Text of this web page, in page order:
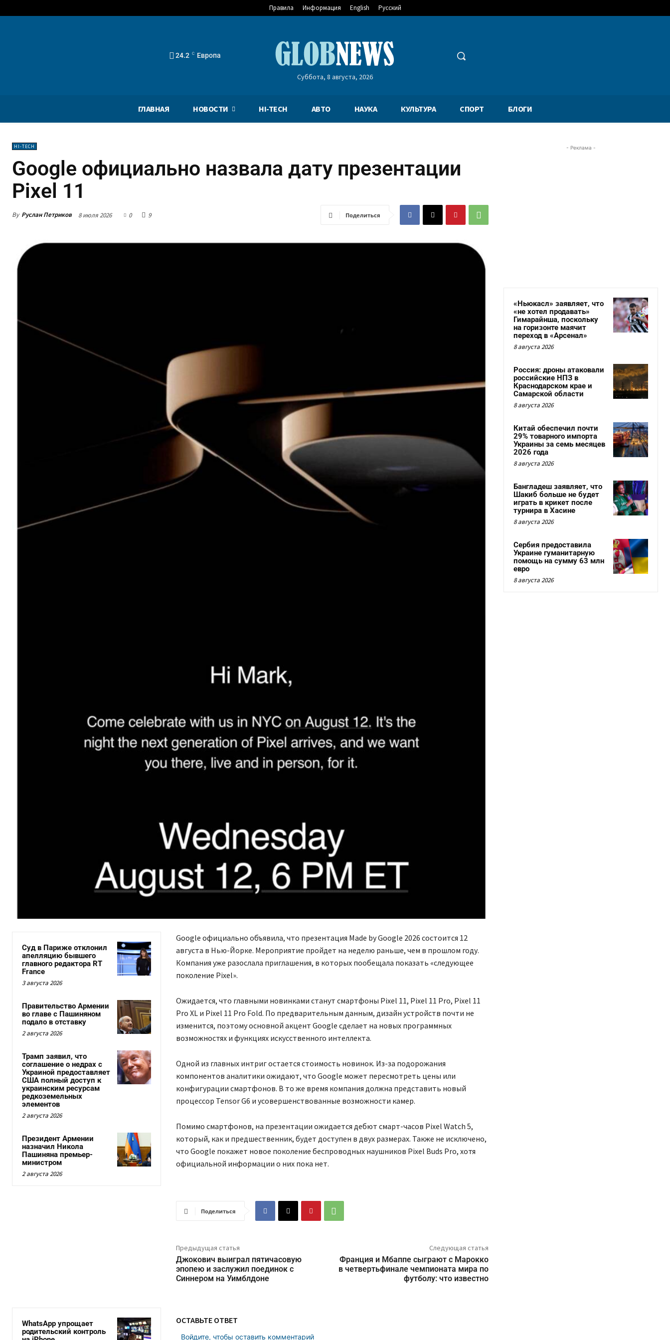
Правила Информация English Русский
24.2 C Европа
Суббота, 8 августа, 2026
ГЛАВНАЯ НОВОСТИ HI-TECH АВТО НАУКА КУЛЬТУРА СПОРТ БЛОГИ
HI-TECH
Google официально назвала дату презентации
Pixel 11
By Руслан Петриков 8 июля 2026 0 9 Поделиться
Суд в Париже отклонил
апелляцию бывшего
главного редактора RT
France
3 августа 2026
Правительство Армении
во главе с Пашиняном
подало в отставку
2 августа 2026
Трамп заявил, что
соглашение о недрах с
Украиной предоставляет
США полный доступ к
украинским ресурсам
редкоземельных
элементов
2 августа 2026
Президент Армении
назначил Никола
Пашиняна премьер-
министром
2 августа 2026
Google официально объявила, что презентация Made by Google 2026 состоится 12
августа в Нью-Йорке. Мероприятие пройдет на неделю раньше, чем в прошлом году.
Компания уже разослала приглашения, в которых пообещала показать «следующее
поколение Pixel».
Ожидается, что главными новинками станут смартфоны Pixel 11, Pixel 11 Pro, Pixel 11
Pro XL и Pixel 11 Pro Fold. По предварительным данным, дизайн устройств почти не
изменится, поэтому основной акцент Google сделает на новых программных
возможностях и функциях искусственного интеллекта.
Одной из главных интриг остается стоимость новинок. Из-за подорожания
компонентов аналитики ожидают, что Google может пересмотреть цены или
конфигурации смартфонов. В то же время компания должна представить новый
процессор Tensor G6 и усовершенствованные возможности камер.
Помимо смартфонов, на презентации ожидается дебют смарт-часов Pixel Watch 5,
который, как и предшественник, будет доступен в двух размерах. Также не исключено,
что Google покажет новое поколение беспроводных наушников Pixel Buds Pro, хотя
официальной информации о них пока нет.
Поделиться
Предыдущая статья
Джокович выиграл пятичасовую
эпопею и заслужил поединок с
Синнером на Уимблдоне
Следующая статья
Франция и Мбаппе сыграют с Марокко
в четвертьфинале чемпионата мира по
футболу: что известно
WhatsApp упрощает
родительский контроль
ОСТАВЬТЕ ОТВЕТ
Войдите, чтобы оставить комментарий
- Реклама -
«Ньюкасл» заявляет, что
«не хотел продавать»
Гимарайнша, поскольку
на горизонте маячит
переход в «Арсенал»
8 августа 2026
Россия: дроны атаковали
российские НПЗ в
Краснодарском крае и
Самарской области
8 августа 2026
Китай обеспечил почти
29% товарного импорта
Украины за семь месяцев
2026 года
8 августа 2026
Бангладеш заявляет, что
Шакиб больше не будет
играть в крикет после
турнира в Хасине
8 августа 2026
Сербия предоставила
Украине гуманитарную
помощь на сумму 63 млн
евро
8 августа 2026